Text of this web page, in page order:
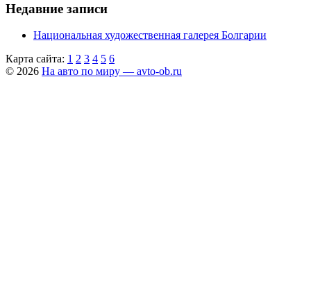
Недавние записи
Национальная художественная галерея Болгарии
Карта сайта: 1 2 3 4 5 6
© 2026 На авто по миру — avto-ob.ru